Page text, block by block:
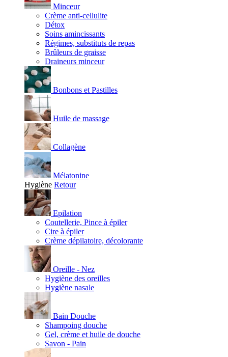
Minceur
Crème anti-cellulite
Détox
Soins amincissants
Régimes, substituts de repas
Brûleurs de graisse
Draineurs minceur
Bonbons et Pastilles
Huile de massage
Collagène
Mélatonine
Hygiène Retour
Epilation
Coutellerie, Pince à épiler
Cire à épiler
Crème dépilatoire, décolorante
Oreille - Nez
Hygiène des oreilles
Hygiène nasale
Bain Douche
Shampoing douche
Gel, crème et huile de douche
Savon - Pain